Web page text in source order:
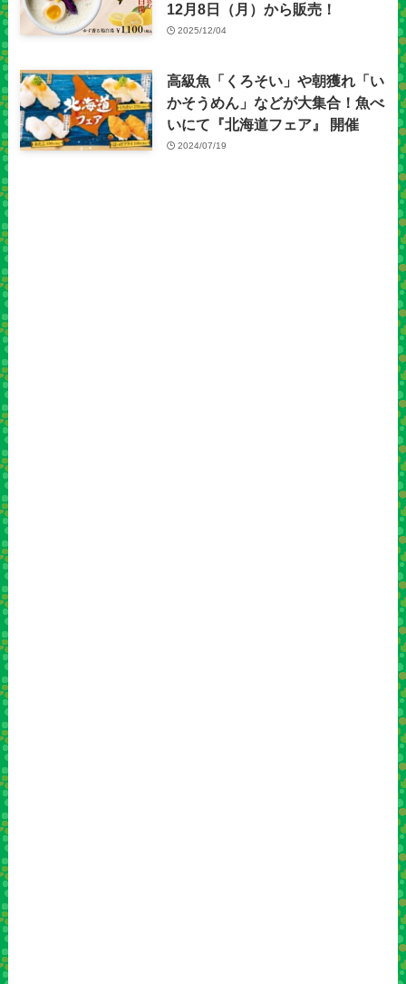
12月8日（月）から販売！
2025/12/04
高級魚「くろそい」や朝獲れ「い
かそうめん」などが大集合！魚べ
いにて『北海道フェア』 開催
2024/07/19